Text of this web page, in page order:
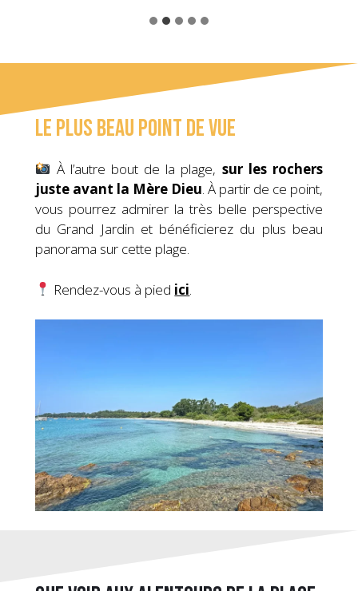
Le plus beau point de vue
À l’autre bout de la plage, sur les rochers
juste avant la Mère Dieu. À partir de ce point,
vous pourrez admirer la très belle perspective
du Grand Jardin et bénéficierez du plus beau
panorama sur cette plage.
Rendez-vous à pied ici